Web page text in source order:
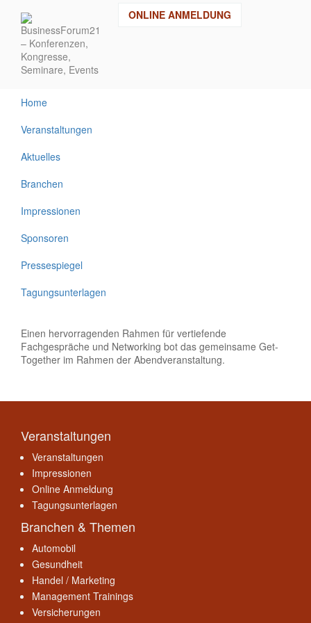
Inhalt
ONLINE ANMELDUNG
Home
Veranstaltungen
Aktuelles
Branchen
Impressionen
Sponsoren
Pressespiegel
Tagungsunterlagen
Einen hervorragenden Rahmen für vertiefende
Fachgespräche und Networking bot das gemeinsame Get-
Together im Rahmen der Abendveranstaltung.
Veranstaltungen
Veranstaltungen
Impressionen
Online Anmeldung
Tagungsunterlagen
Branchen & Themen
Automobil
Gesundheit
Handel / Marketing
Management Trainings
Versicherungen